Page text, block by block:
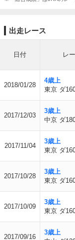
出走レース
日付 レ
2018/01/28
4歳上
東京 ダ
2017/12/03
3歳上
中京 ダ
2017/11/04
3歳上
東京 ダ
2017/10/28
3歳上
東京 ダ
2017/10/09
3歳上
東京 ダ
2017/09/16
3歳上